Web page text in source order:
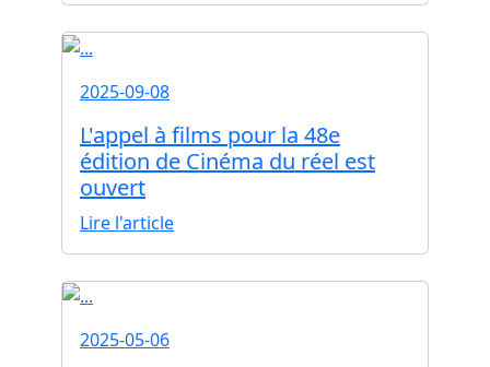
2025-09-08
L'appel à films pour la 48e
édition de Cinéma du réel est
ouvert
Lire l'article
2025-05-06